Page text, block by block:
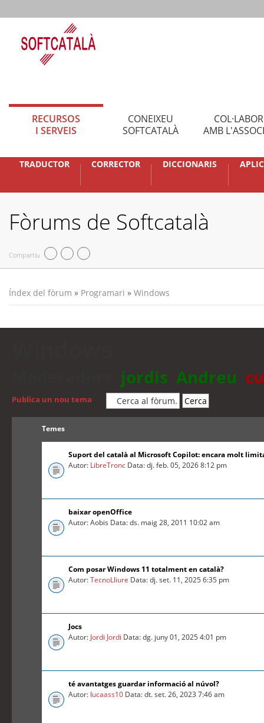
RECURSOS
I SERVEIS
CONEIXEU
SOFTCATALÀ
AMB
TRADUCTOR CORRECTOR DICCIONARIS
Fòrums de Softcatalà
Compartiu
Índex del fòrum » Programari » Windows
jordis Andreu
Publica un nou tema
Temes
Suport del català al Microsoft Copilot: encara molt
Autor: LibreTronc Data: dj. feb. 05, 2026 8:12 pm
baixar openOffice
Autor: Aobis Data: ds. maig 28, 2011 10:02 am
Com posar Windows 11 totalment en català?
Autor:TecnoLliure Data: dj. set. 11, 2025 6:35 pm
Jocs
Autor: Jordi Jordi Data: dg. juny 01, 2025 4:01 pm
té avantatges guardar informació al núvol?
Autor: lucaass10 Data: dt. set. 26, 2023 7:46 am